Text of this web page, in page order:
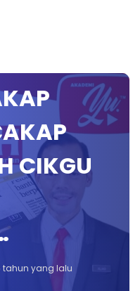
CIKGU
tahun yang lalu